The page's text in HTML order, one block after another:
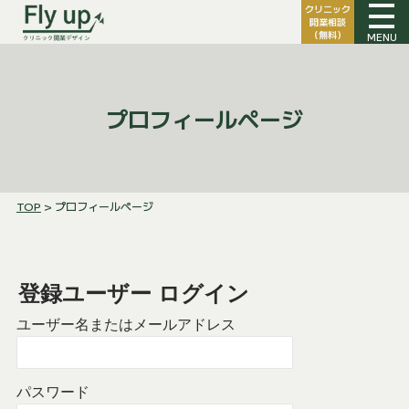
クリニック
開業相談
（無料）
MENU
プロフィールページ
TOP > プロフィールページ
登録ユーザー ログイン
ユーザー名またはメールアドレス
パスワード